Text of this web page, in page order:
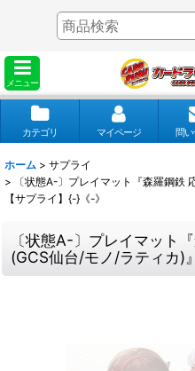
メニュー
カテゴリ マイページ 問
ホーム > サプライ
>
〔状態A-〕プレイマット『森羅鋼鉄
【サプライ】{-}《-》
〔状態A-〕プレイマット
(GCS仙台/モノ/ラティカ)